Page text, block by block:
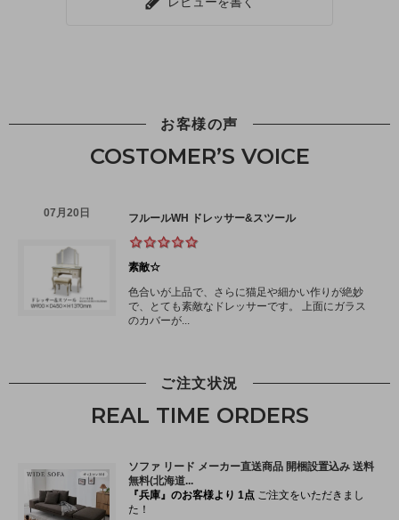
お客様の声
COSTOMER’S VOICE
ご注文状況
REAL TIME ORDERS